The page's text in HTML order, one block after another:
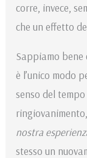
corre, invece,
che un effetto
Sappiamo
è l’unico modo
senso del
nostra
stesso un